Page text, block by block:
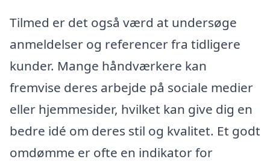
Tilmed er det også værd at undersøge
anmeldelser og referencer fra tidligere
kunder. Mange håndværkere kan
fremvise deres arbejde på sociale medier
eller hjemmesider, hvilket kan give dig en
bedre idé om deres stil og kvalitet. Et godt
omdømme er ofte en indikator for